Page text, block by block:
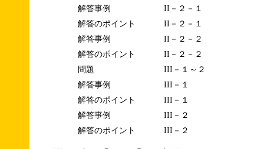
解答事例
II－２－１
解答のポイント
II－２－１
解答事例
II－２－２
解答のポイント
II－２－２
問題
III－１～２
解答事例
III－１
解答のポイント
III－１
解答事例
III－２
解答のポイント
III－２